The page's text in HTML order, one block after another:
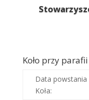
Koło przy
Data powstania
Koła: